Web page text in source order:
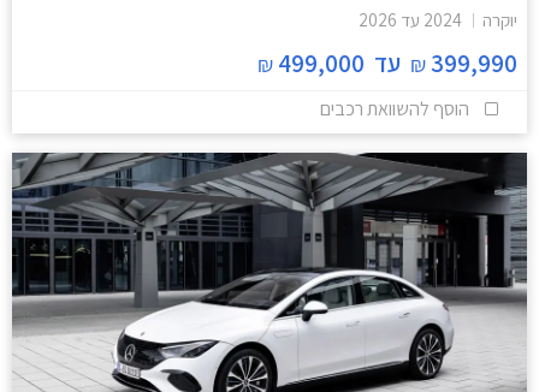
יוקרה 2024 עד 2026
399,990
₪ עד 499,000
₪
הוסף להשוואת רכבים